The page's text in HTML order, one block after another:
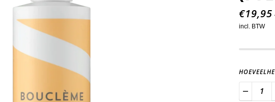
€19,95
incl. BTW